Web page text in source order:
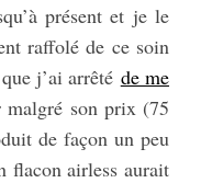
présent et je le
raffolé de ce soin
j’ai arrêté de me
malgré son prix (75
de façon un peu
flacon airless aurait